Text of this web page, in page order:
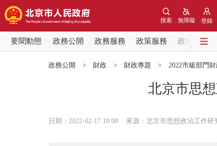
登錄
無障礙
搜索
要聞動態 政務公開 政務服務 政策服務
政民互動
政務公開 > 財政 > 財政專題 > 2022市級部門
北京市思
日期：2022-02-17 10:00 來源：北京市思想政治工作研